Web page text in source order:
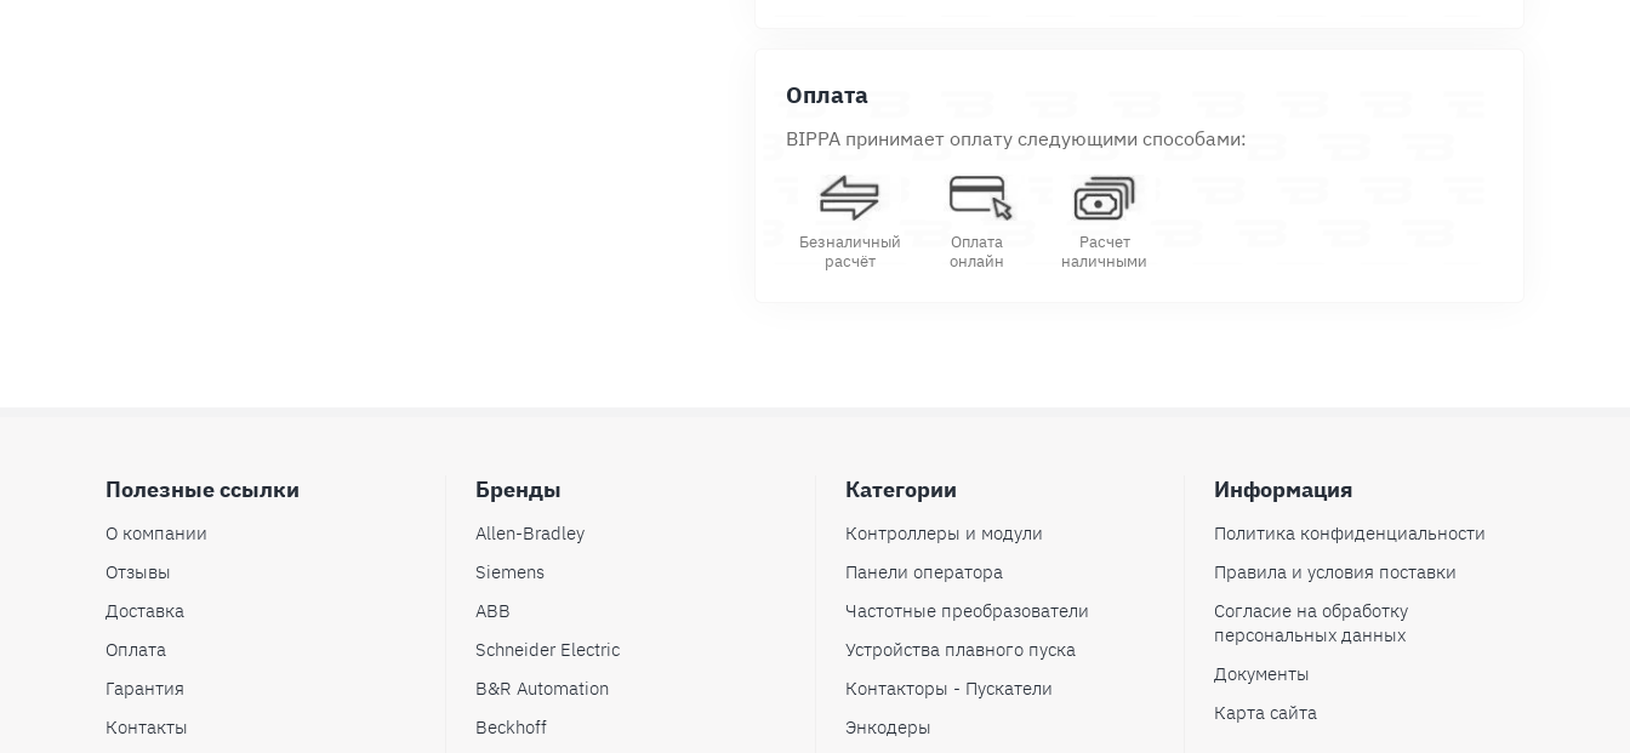
Оплата
BIPPA принимает оплату следующими способами:
Безналичный
расчёт
Оплата
онлайн
Расчет
наличными
Полезные ссылки
О компании
Отзывы
Доставка
Оплата
Гарантия
Контакты
Бренды
Allen-Bradley
Siemens
ABB
Schneider Electric
B&R Automation
Beckhoff
Категории
Контроллеры и модули
Панели оператора
Частотные преобразователи
Устройства плавного пуска
Контакторы - Пускатели
Энкодеры
Информация
Политика конфиденциальности
Правила и условия поставки
Согласие на обработку
персональных данных
Документы
Карта сайта